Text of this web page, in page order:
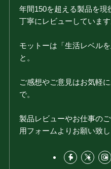
年間150を超える製品を現
丁寧にレビューしています
モットーは「生活レベル
と。
ご感想やご意見はお気軽
で。
製品レビューやお仕事の
用フォームよりお願い致し